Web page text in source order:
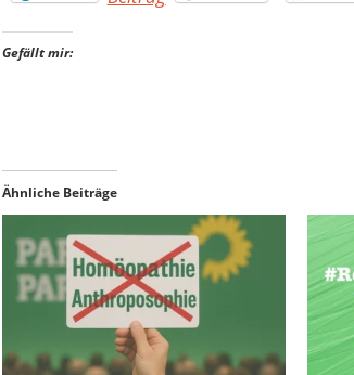
Gefällt mir:
Ähnliche Beiträge